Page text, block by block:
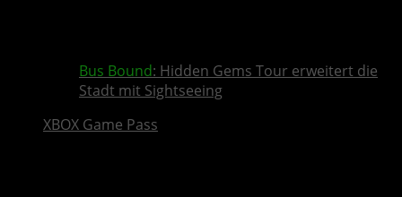
Bus Bound: Hidden Gems Tour erweitert die
Stadt mit Sightseeing
XBOX Game Pass